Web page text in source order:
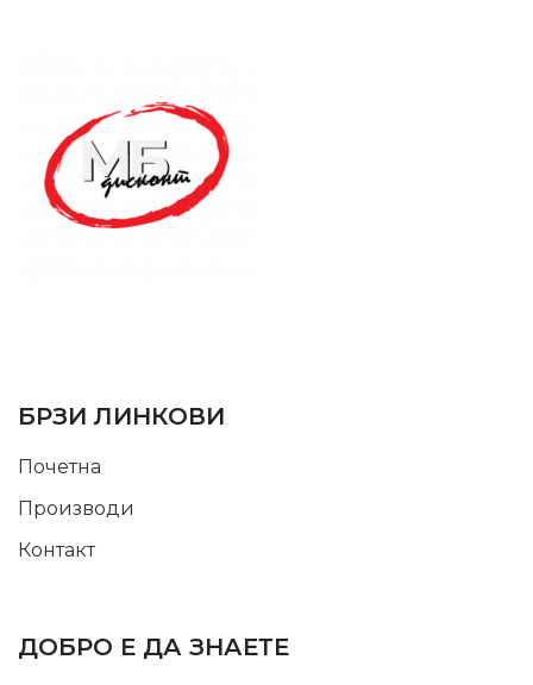
БРЗИ ЛИНКОВИ
Почетна
Производи
Контакт
ДОБРО Е ДА ЗНАЕТЕ